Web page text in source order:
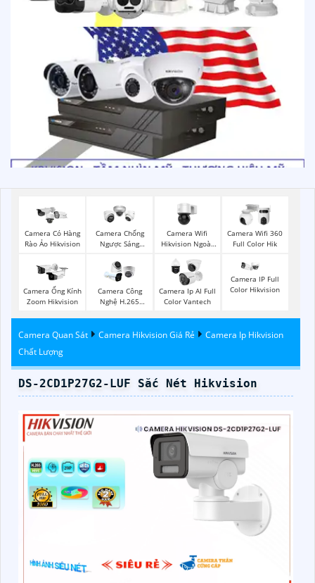
Camera Có Hàng
Rào Ảo Hikvision
Camera Chống
Ngược Sáng
Camera Wifi
Hikvision Ngoài
Camera Wifi 360
Full Color Hik
Camera Ống Kính
Zoom Hikvision
Camera Công
Nghệ H.265
Camera Ip AI Full
Color Vantech
Camera IP Full
Color Hikvision
Camera Quan Sát Camera Hikvision Giá Rẻ
Camera Ip Hikvision
Chất Lượng
DS-2CD1P27G2-LUF Sắc Nét Hikvision